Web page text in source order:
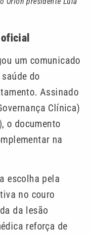
um comunicado
do
Assinado
Clínica)
o documento
na
escolha pela
no couro
da lesão
reforça de